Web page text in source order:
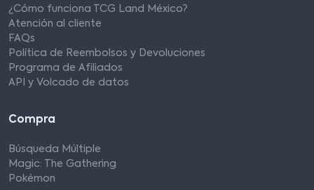
¿Cómo funciona TCG Land México?
Atención al cliente
FAQs
Política de Reembolsos y Devoluciones
Programa de Afiliados
API y Volcado de datos
Compra
Búsqueda Múltiple
Magic: The Gathering
Pokémon